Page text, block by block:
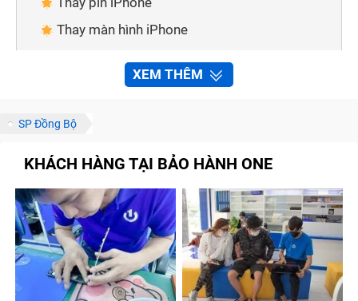
Thay màn hình iPhone
Thay vỏ iPhone
An tâm về dịch vụ khi sửa chữa iPhone tại
Trung Tâm Bảo Hành One
Sửa chữa nhanh chóng, tiện lợi
Linh kiện đảm bảo chất lượng
Đội ngũ nhân viên giàu kinh nghiệm
Chế độ bảo hành chính hãng
XEM THÊM
SP Đồng Bộ
KHÁCH HÀNG TẠI BẢO HÀNH ONE